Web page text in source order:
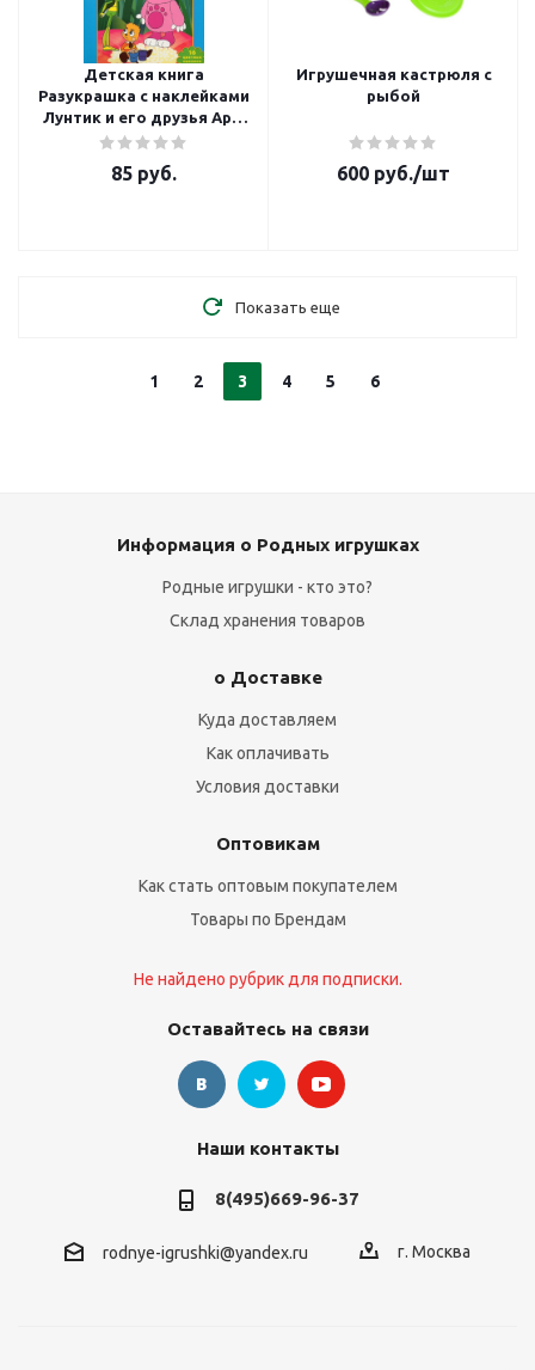
Детская книга
Разукрашка с наклейками
Лунтик и его друзья Арт.
0609
85 руб.
Игрушечная кастрюля с
рыбой
600 руб./шт
Показать еще
1 2 3 4 5 6
Информация о Родных игрушках
Родные игрушки - кто это?
Склад хранения товаров
о Доставке
Куда доставляем
Как оплачивать
Условия доставки
Оптовикам
Как стать оптовым покупателем
Товары по Брендам
Не найдено рубрик для подписки.
Оставайтесь на связи
Наши контакты
8(495)669-96-37
rodnye-igrushki@yandex.ru г. Москва